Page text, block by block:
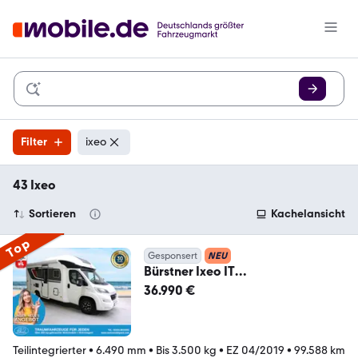
Filter ixeo
43 Ixeo
Sortieren Kachelansicht
Top Gesponsert NEU
Bürstner Ixeo IT
640/Hubbett/Klimaanlage/Solar/
36.990 €
Teilintegrierter• 6.490 mm • Bis 3.500 kg • EZ 04/2019 • 99.588 km